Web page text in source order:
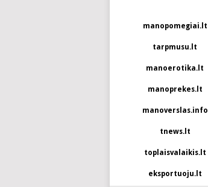
manopomegiai.lt
tarpmusu.lt
manoerotika.lt
manoprekes.lt
manoverslas.info
tnews.lt
toplaisvalaikis.lt
eksportuoju.lt